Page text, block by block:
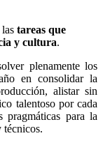
tareas que
y cultura.
plenamente los
en consolidar la
alistar sin
talentoso por cada
para la
técnicos.